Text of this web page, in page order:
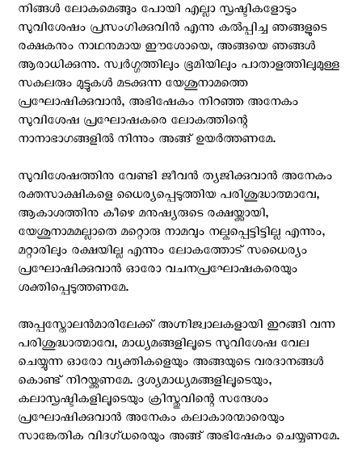
നിങ്ങള്‍ ലോകമെങ്ങും പോയി എല്ലാ സൃഷ്ടികളോടും
സുവിശേഷം പ്രസംഗിക്കുവിന്‍ എന്നു കല്‍പ്പിച്ച ഞങ്ങളുടെ
രക്ഷകനും നാഥനുമായ ഈശോയെ, അങ്ങയെ ഞങ്ങൾ
ആരാധിക്കുന്നു. സ്വര്‍ഗ്ഗത്തിലും ഭൂമിയിലും പാതാളത്തിലുമുള്ള
സകലരും മുട്ടുകള്‍ മടക്കുന്ന യേശുനാമത്തെ
പ്രഘോഷിക്കുവാന്‍, അഭിഷേകം നിറഞ്ഞ അനേകം
സുവിശേഷ പ്രഘോഷകരെ ലോകത്തിന്റെ
നാനാഭാഗങ്ങളിൽ നിന്നും അങ്ങ് ഉയർത്തണമേ.
സുവിശേഷത്തിനു വേണ്ടി ജീവന്‍ ത്യജിക്കുവാന്‍ അനേകം
രക്തസാക്ഷികളെ ധൈര്യപ്പെടുത്തിയ പരിശുദ്ധാത്മാവേ,
ആകാശത്തിനു കീഴെ മനുഷ്യരുടെ രക്ഷയ്ക്കായി,
യേശുനാമമല്ലാതെ മറ്റൊരു നാമവും നല്കപ്പെട്ടിട്ടില്ല എന്നും,
മറ്റാരിലും രക്ഷയില്ല എന്നും ലോകത്തോട്‌ സധൈര്യം
പ്രഘോഷിക്കുവാന്‍ ഓരോ വചനപ്രഘോഷകരെയും
ശക്തിപ്പെടുത്തണമേ.
അപ്പസ്തോലന്‍മാരിലേക്ക് അഗ്നിജ്വാലകളായി ഇറങ്ങി വന്ന
പരിശുദ്ധാത്മാവേ, മാധ്യമങ്ങളിലൂടെ സുവിശേഷ വേല
ചെയ്യുന്ന ഓരോ വ്യക്തികളെയും അങ്ങയുടെ വരദാനങ്ങൾ
കൊണ്ട് നിറയ്ക്കണമേ. ദൃശ്യമാധ്യമങ്ങളിലൂടെയും,
കലാസൃഷ്ടികളിലൂടെയും ക്രിസ്തുവിന്റെ സന്ദേശം
പ്രഘോഷിക്കുവാൻ അനേകം കലാകാരന്മാരെയും
സാങ്കേതിക വിദഗ്ധരെയും അങ്ങ് അഭിഷേകം ചെയ്യണമേ.